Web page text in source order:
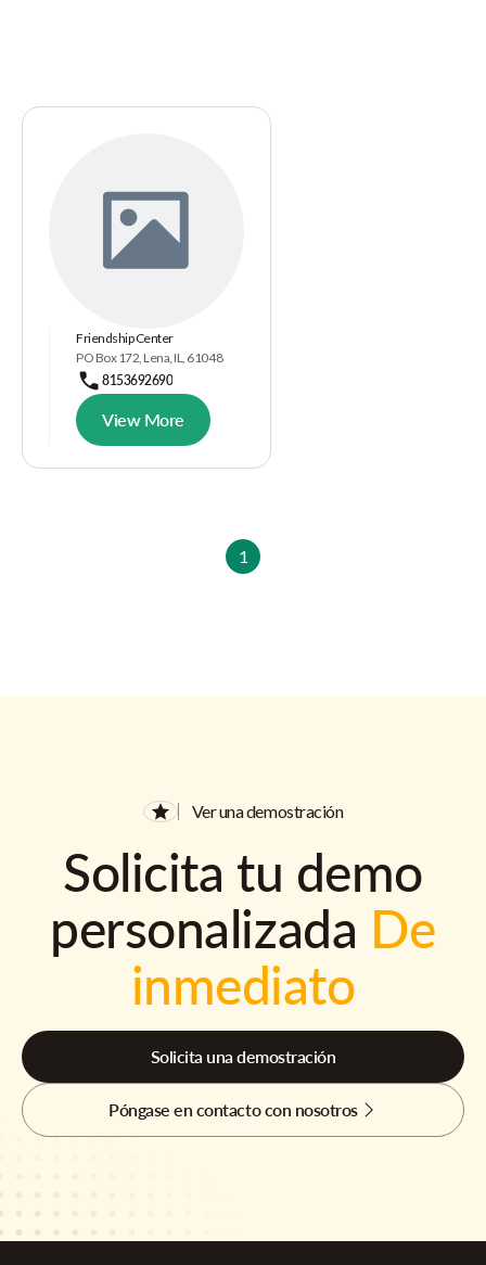
Friendship Center
PO Box 172, Lena, IL, 61048
8153692690
View More
1
Ver una demostración
Solicita tu demo
personalizada De
inmediato
Solicita una demostración
Póngase en contacto con nosotros